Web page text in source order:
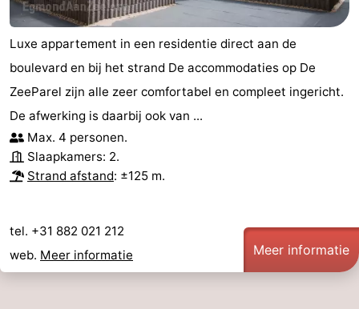
Luxe appartement in een residentie direct aan de
boulevard en bij het strand De accommodaties op De
ZeeParel zijn alle zeer comfortabel en compleet ingericht.
De afwerking is daarbij ook van ...
Max. 4 personen.
Slaapkamers: 2.
Strand afstand: ±125 m.
tel. +31 882 021 212
web. Meer informatie Meer informatie